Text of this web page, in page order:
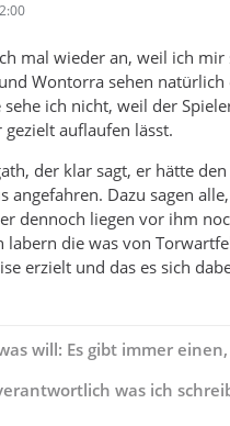
mal wieder an, weil ich
Wontorra sehen
ich nicht, weil der
auflaufen lässt.
der klar sagt, er hätte
angefahren. Dazu sagen
dennoch liegen vor ihm
labern die was von
erzielt und das es sich
will: Es gibt immer
was ich